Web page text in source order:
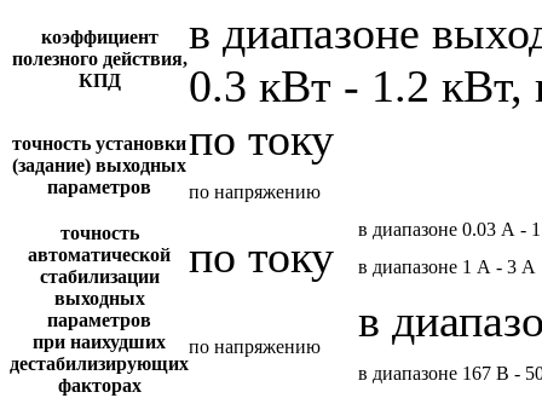
коэффициент
полезного действия,
КПД
в диапазоне
0.3 кВт - 1.2 кВт,
точность установки
(задание) выходных
параметров
по току
по напряжению
точность
автоматической
стабилизации
выходных
параметров
при наихудших
дестабилизирующих
факторах
по току
в диапазоне 0.03 А -
в диапазоне 1 А - 3 А
по напряжению
в
в диапазоне 167 В -